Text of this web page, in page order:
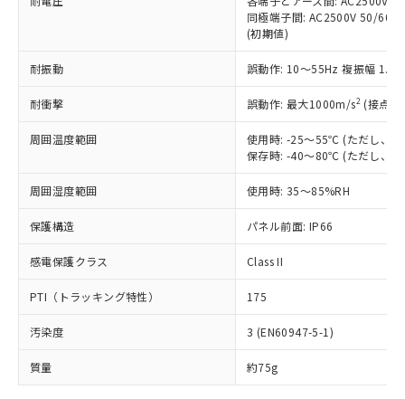
同極端子間: AC2500V 50/
(初期値)
耐振動 誤動作: 10～55Hz 複振幅
耐衝撃 誤動作: 最大1000m/s2 (接点
周囲温度範囲
使用時: -25～55℃ (ただし、氷
保存時: -40～80℃ (ただし、氷
周囲湿度範囲 使用時: 35～85%RH
保護構造 パネル前面: IP66
感電保護クラス Class II
PTI（トラッキング特性） 175
汚染度 3 (EN60947-5-1)
質量 約75g
在庫状況および標準価格照会結果は、
記載している更新日時点での社内デー
タに基づき作成されるものであり、閲
覧された時点での実際の在庫および標
準価格とは異なる場合があることをご
正式な納期状況および標準価格はお客
様のお取引先、またはお客様担当のオ
ムロン制御機器販売店・当社販売員に
オムロン制御機器販売店や当社販売拠
販売ネットワーク
」をご確認
在庫状況および標準価格結果を当社の
事前の承諾なく第三者に漏洩または開
示しないようお願いします。
マイパーツ機能（部品リスト作成サー
ビス）をご利用いただくには、I-Web
メンバーズにご登録されている必要が
むを得ず変更することがあります。
六価クロム(Cr(Ⅵ)) 1000ppm以下、ポリ臭化ビフェニル
類(PBB) 1000ppm以下、ポリ臭化ジフェニルエーテル類
(PBDE) 1000ppm以下、フタル酸ビス(2-エチルヘキシ
ル) (DEHP)(別名：DOP) 1000ppm以下、フタル酸ブチ
ルベンジル（BBP） 1000ppm以下、フタル酸ジブチル
（DBP） 1000ppm以下、フタル酸ジイソブチル
適用除外項目は除く。
フタル酸エステル類の４物質については閾値を超える意
図的な使用がないことを確認しています。
部品在庫の切り替え状況などにより、予定
月が前後することがあります。
「－」：未確認です。当社販売部門へお問
*中国RoHS10物質の基準値 (GB/T26572)：
Pb(鉛) :1000ppm、 Hg(水銀) : 1000ppm、 Cd(カドミウ
Cr(Ⅵ)(六価クロム) : 1000ppm、 PBBs(ポリ臭化ビフェ
DBP(フタル酸ジブチル) : 1000ppm、 DIBP(フタル酸ジ
イソブチル) : 1000ppm、 BBP(フタル酸ブチルベンジ
DEHP(フタル酸ビス(2-エチルヘキシル)) : 1000ppm
※2 環境保護使用期限
「ｅ」：有害物質（10物質）のすべてが基
準値以下であることを示します。
「10」：通常の使用状況下において有害物
質が外部に漏えいし、環境に深刻な影響を
及ぼさない年数を意味します。
「－」：未確認です。当社販売部門へお問
い合わせください。
為替および外国貿易法に定める商品
（以下｢規制貨物等」という）を輸出
または国外への提供する場合は、日本
国政府の輸出許可(または役務取引許
可)を取得するなどの必要な手続きを
当社は規制貨物を破棄する場合は、完
全に破砕するなど、違法に輸出されな
いよう必要な手段を講じます。
当社は貴社製品を、核兵器、ミサイ
ル、化学兵器、生物兵器またはその他
武器並びにこれらの製造装置等に一切
当社は、貴社製品を第三者に販売する
場合は、上記1、2および3の内容を当
該第三者に通知します。また当社は、
販売先および販売に係わる関係者が違
法に輸出するおそれがある場合は、取
り引きをいたしません。
一定数以上の在庫あり
一定数には満たないが在庫あり
在庫なし(最新の在庫状況につ
いては、お客様のお取引先、ま
たはお客様担当のオムロン制御
機器販売店・当社販売員にご確
受注生産機種、また在庫状況の
情報を公開していない機種